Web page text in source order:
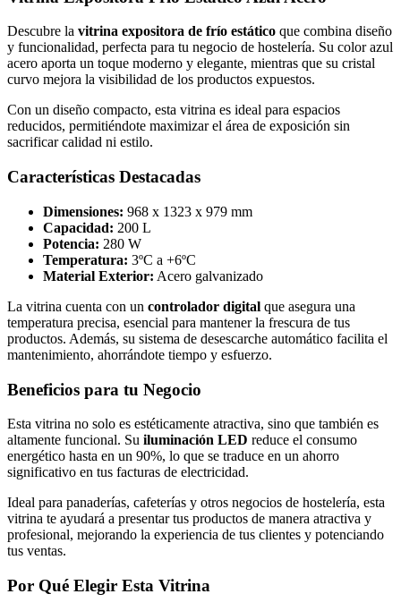
Descubre la vitrina expositora de frío estático que combina diseño
y funcionalidad, perfecta para tu negocio de hostelería. Su color azul
acero aporta un toque moderno y elegante, mientras que su cristal
curvo mejora la visibilidad de los productos expuestos.
Con un diseño compacto, esta vitrina es ideal para espacios
reducidos, permitiéndote maximizar el área de exposición sin
sacrificar calidad ni estilo.
Características Destacadas
Dimensiones: 968 x 1323 x 979 mm
Capacidad: 200 L
Potencia: 280 W
Temperatura: 3ºC a +6ºC
Material Exterior: Acero galvanizado
La vitrina cuenta con un controlador digital que asegura una
temperatura precisa, esencial para mantener la frescura de tus
productos. Además, su sistema de desescarche automático facilita el
mantenimiento, ahorrándote tiempo y esfuerzo.
Beneficios para tu Negocio
Esta vitrina no solo es estéticamente atractiva, sino que también es
altamente funcional. Su iluminación LED reduce el consumo
energético hasta en un 90%, lo que se traduce en un ahorro
significativo en tus facturas de electricidad.
Ideal para panaderías, cafeterías y otros negocios de hostelería, esta
vitrina te ayudará a presentar tus productos de manera atractiva y
profesional, mejorando la experiencia de tus clientes y potenciando
tus ventas.
Por Qué Elegir Esta Vitrina